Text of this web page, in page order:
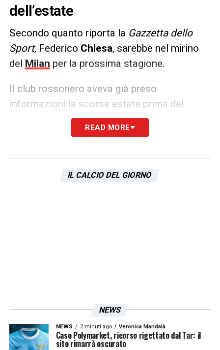
dell’estate
Secondo quanto riporta la Gazzetta dello
Sport, Federico Chiesa, sarebbe nel mirino
del Milan per la prossima stagione.
Il club rossonero aveva già preso
informazioni la scorsa estate prima del
trasferimento alLiverpool. Il giocatore nei
giorni scorsi era stato accostato anche al
LA PLAYLIST DELLE NOSTRE TOP NEWS
READ MORE
IL CALCIO DEL GIORNO
NEWS
NEWS 2 minuti ago Veronica Mandalà
Caso Polymarket, ricorso rigettato dal Tar: il
sito rimarrà oscurato